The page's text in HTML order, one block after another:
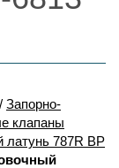
/ Запорно-
клапаны
латунь 787R ВР